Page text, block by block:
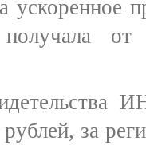
ускоренное
получала
рублей, за